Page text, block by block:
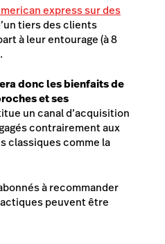
express sur des
tiers des clients
à leur entourage (à 8
donc les bienfaits de
et ses
un canal d’acquisition
contrairement aux
classiques comme la
à recommander
peuvent être